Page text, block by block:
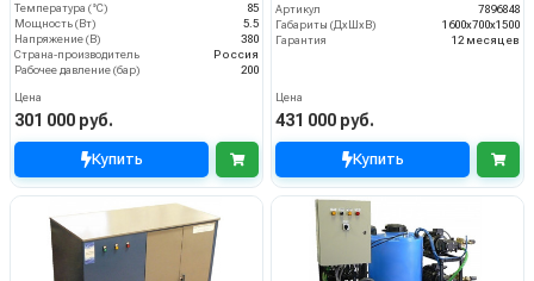
Температура (°C)
85
Мощность (Вт)
5.5
Напряжение (В)
380
Страна-производитель
Россия
Рабочее давление (бар)
200
Цена
301 000 руб.
Купить
Артикул
7896848
Габариты (ДхШхВ)
1600х700х1500
Гарантия
12 месяцев
Цена
431 000 руб.
Купить